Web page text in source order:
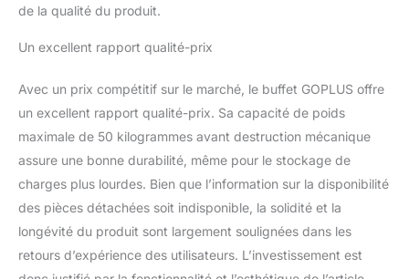
intérieur. Le design
parfait pour la cuisine, la
salle à manger, le salon,
la chambre à coucher,
Entretien Faciles : Grâce
aux instructions
détaillées, aux pièces
numérotées et aux
accessoires nécessaires,
vous pouvez facilement
de la qualité du produit.
Un excellent rapport qualité-prix
Avec un prix compétitif sur le marché, le buffet GOPLUS offre
un excellent rapport qualité-prix. Sa capacité de poids
maximale de 50 kilogrammes avant destruction mécanique
assure une bonne durabilité, même pour le stockage de
charges plus lourdes. Bien que l’information sur la disponibilité
des pièces détachées soit indisponible, la solidité et la
longévité du produit sont largement soulignées dans les
retours d’expérience des utilisateurs. L’investissement est